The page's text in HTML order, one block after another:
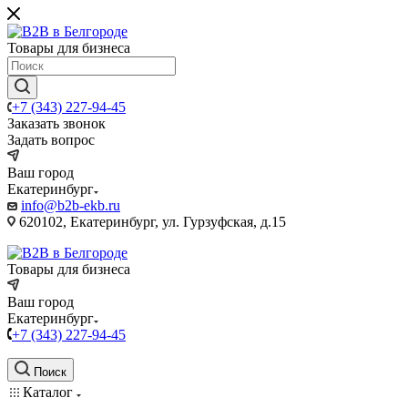
Товары для бизнеса
+7 (343) 227-94-45
Заказать звонок
Задать вопрос
Ваш город
Екатеринбург
info@b2b-ekb.ru
620102, Екатеринбург, ул. Гурзуфская, д.15
Товары для бизнеса
Ваш город
Екатеринбург
+7 (343) 227-94-45
Поиск
Каталог